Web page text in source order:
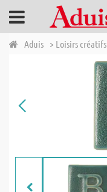
Aduis > Loisirs créatifs